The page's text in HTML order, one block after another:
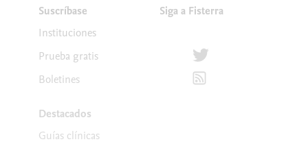
Suscríbase
Instituciones
Prueba gratis
Boletines
Destacados
Guías clínicas
Siga a Fisterra
Síguenos en Twitter
Suscríbete para recibir